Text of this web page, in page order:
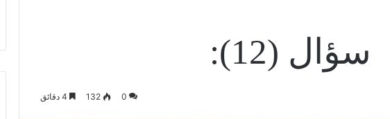
سؤال (12):
0
132